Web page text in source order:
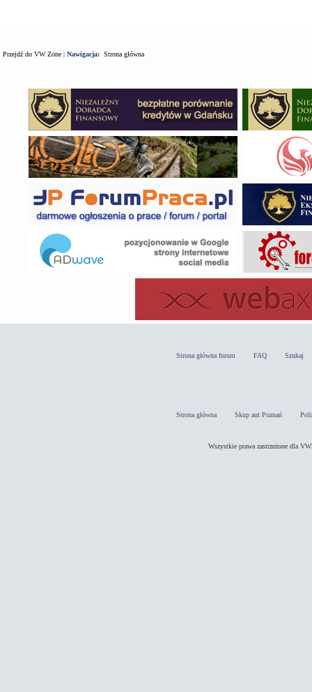
Przejdź do VW Zone | Nawigacja: Strona główna
Strona główna forum FAQ Szukaj
Strona główna Skup aut Poznań
Wszystkie prawa zastrzeżone dla